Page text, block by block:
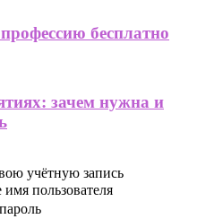
бесплатно
зачем нужна и
учётную запись
пользователя